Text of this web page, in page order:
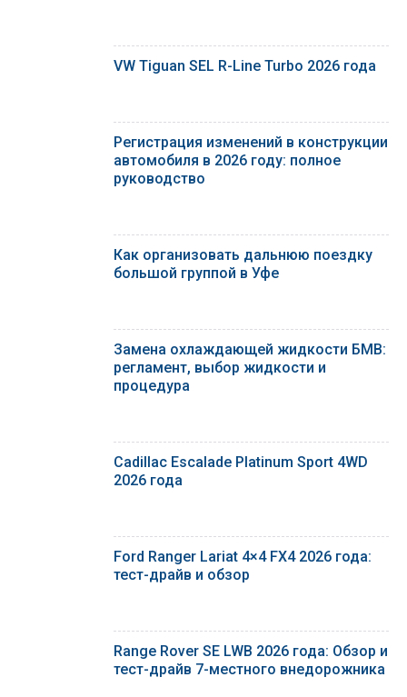
VW Tiguan SEL R-Line Turbo 2026 года
Регистрация изменений в конструкции
автомобиля в 2026 году: полное
руководство
Как организовать дальнюю поездку
большой группой в Уфе
Замена охлаждающей жидкости БМВ:
регламент, выбор жидкости и
процедура
Cadillac Escalade Platinum Sport 4WD
2026 года
Ford Ranger Lariat 4×4 FX4 2026 года:
тест-драйв и обзор
Range Rover SE LWB 2026 года: Обзор и
тест-драйв 7-местного внедорожника